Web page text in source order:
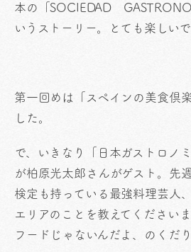
本の「SOCIEDAD
いうストーリー。とても楽しいで
第一回めは「スペインの美食倶
した。
で、いきなり「日本ガストロノ
が柏原光太郎さんがゲスト。先
検定も持っている最強料理芸人
エリアのことを教えてください
フードじゃないんだよ、のくだ